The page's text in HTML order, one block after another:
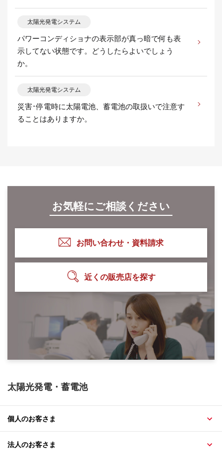
太陽光発電システム
パワーコンディショナの表示部が真っ暗で何も表
示してない状態です。どうしたらよいでしょう
か。
太陽光発電システム
災害･停電時に太陽電池、蓄電池の取扱いで注意す
ることはありますか。
お気軽にご相談ください
お問い合わせ・資料請求
近くの販売店を探す
太陽光発電・蓄電池
個人のお客さま
法人のお客さま